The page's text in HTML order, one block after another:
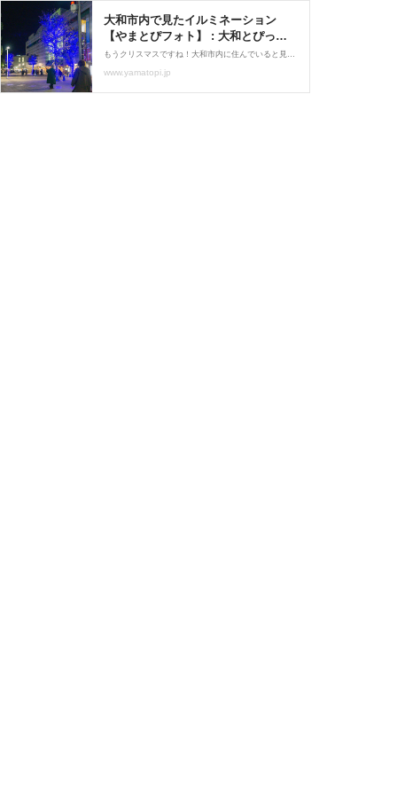
大和市内で見たイルミネーション
【やまとぴフォト】 : 大和とぴっく-
やまとぴ
もうクリスマスですね！大和市内に住んでいると見かけるさまざまなイルミネーション。ゆるゆる〜っと市内のイルミネーションをまとめてみたので、寒くて外に出られないって人も楽しんでみては。読者の皆様からの市内で見たイルミネーション写真もお待ちしてます！（集まり次
www.yamatopi.jp